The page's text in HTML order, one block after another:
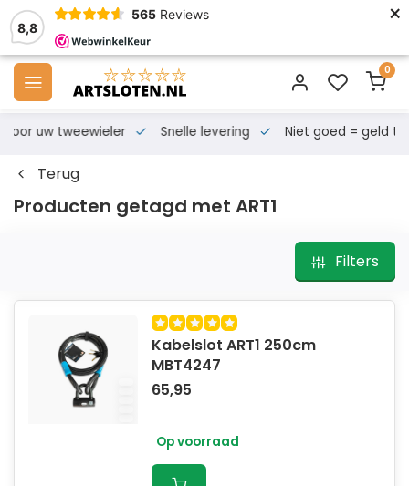
8,8
565 Reviews ×
0
voor uw tweewieler Snelle levering Niet goed = geld
Terug
Producten getagd met ART1
Filters
Kabelslot ART1 250cm
MBT4247
65,95
Op voorraad